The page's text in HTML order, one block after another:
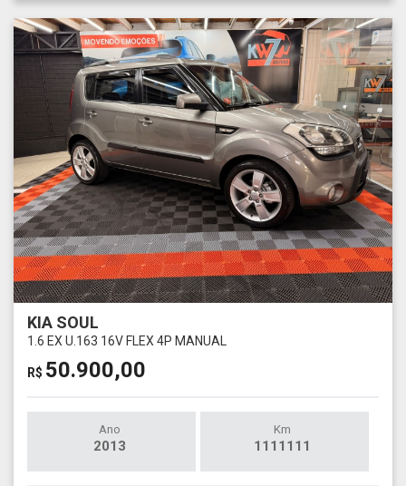
KIA SOUL
1.6 EX U.163 16V FLEX 4P MANUAL
R$ 50.900,00
Ano
2013
Km
1111111